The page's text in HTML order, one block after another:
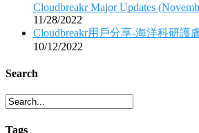
Cloudbreakr Major Updates
11/28/2022
Cloudbreakr用戶分享-海洋科研護
10/12/2022
Search
Tags